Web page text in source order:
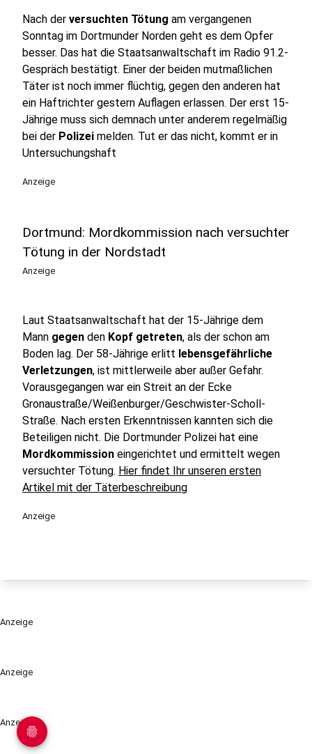
Anzeige
Anzeige
Nach der versuchten Tötung am vergangenen
Sonntag im Dortmunder Norden geht es dem Opfer
besser. Das hat die Staatsanwaltschaft im Radio 91.2-
Gespräch bestätigt. Einer der beiden mutmaßlichen
Täter ist noch immer flüchtig, gegen den anderen hat
ein Haftrichter gestern Auflagen erlassen. Der erst 15-
Jährige muss sich demnach unter anderem regelmäßig
bei der Polizei melden. Tut er das nicht, kommt er in
Untersuchungshaft
Anzeige
Dortmund: Mordkommission nach versuchter
Tötung in der Nordstadt
Anzeige
Laut Staatsanwaltschaft hat der 15-Jährige dem
Mann gegen den Kopf getreten, als der schon am
Boden lag. Der 58-Jährige erlitt lebensgefährliche
Verletzungen, ist mittlerweile aber außer Gefahr.
Vorausgegangen war ein Streit an der Ecke
Gronaustraße/Weißenburger/Geschwister-Scholl-
Straße. Nach ersten Erkenntnissen kannten sich die
Beteiligen nicht. Die Dortmunder Polizei hat eine
Mordkommission eingerichtet und ermittelt wegen
versuchter Tötung. Hier findet Ihr unseren ersten
Artikel mit der Täterbeschreibung
Anzeige
Anzeige